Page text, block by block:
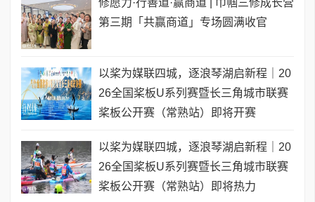
第三期「共赢商道」专场圆满收官
以桨为媒联四城，逐浪琴湖启新程｜20
26全国桨板U系列赛暨长三角城市联赛
桨板公开赛（常熟站）即将开赛
以桨为媒联四城，逐浪琴湖启新程｜20
26全国桨板U系列赛暨长三角城市联赛
桨板公开赛（常熟站）即将热力